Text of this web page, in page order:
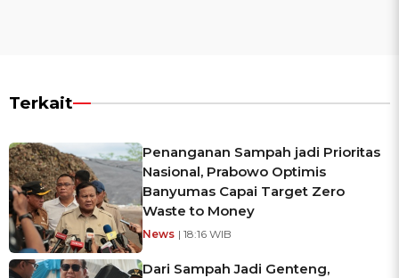
Terkait
Penanganan Sampah jadi Prioritas
Nasional, Prabowo Optimis
Banyumas Capai Target Zero
Waste to Money
News | 18:16 WIB
Dari Sampah Jadi Genteng,